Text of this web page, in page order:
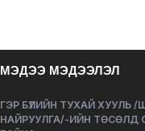
МЭДЭЭ МЭДЭЭЛЭЛ
ГЭР БҮЛИЙН ТУХАЙ ХУУЛЬ
НАЙРУУЛГА/-ИЙН ТӨСӨЛД